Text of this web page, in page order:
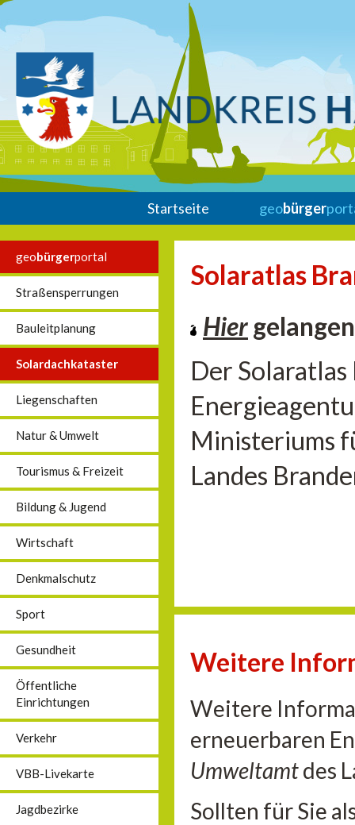
Startseite geobürger
geobürgerportal
Straßensperrungen
Bauleitplanung
Solardachkataster
Liegenschaften
Natur & Umwelt
Tourismus & Freizeit
Bildung & Jugend
Wirtschaft
Denkmalschutz
Sport
Gesundheit
Öffentliche
Einrichtungen
Verkehr
VBB-Livekarte
Jagdbezirke
Solaratlas
Hier
Der
Ministeriums
Landes
Weitere
Weitere
erneuerbaren
Umweltamtdes
Sollten für Sie